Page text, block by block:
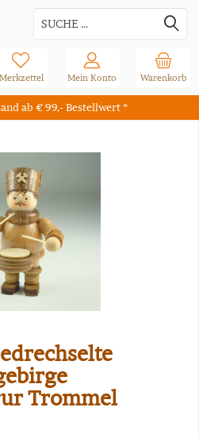
ab € 99,- Bestellwert *
Warenkorb
Merkzettel Mein Konto
Trommel